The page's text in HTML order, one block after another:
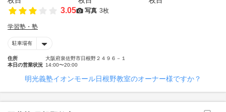
3.05 写真 3枚
学習塾・塾
駐車場有
住所
大阪府泉佐野市日根野２４９６－１
本日の営業状況 14:00〜20:00
明光義塾イオンモール日根野教室のオーナー様ですか？